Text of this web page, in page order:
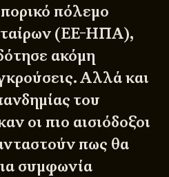
πόλεμο
(ΕΕ-ΗΠΑ),
ακόμη
Αλλά και
του
οι πιο αισιόδοξοι
πως θα
συμφωνία